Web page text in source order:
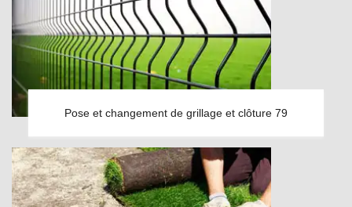
Pose et changement de grillage et clôture 79